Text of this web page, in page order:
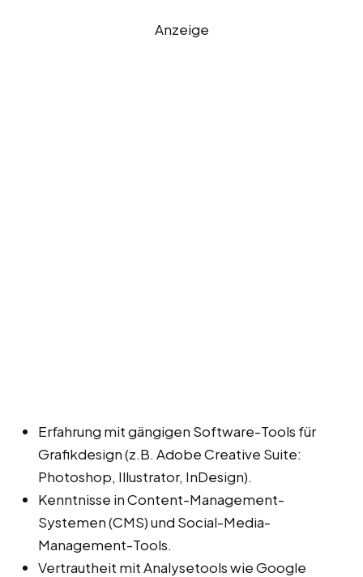
Anzeige
Erfahrung mit gängigen Software-Tools für
Grafikdesign (z.B. Adobe Creative Suite:
Photoshop, Illustrator, InDesign).
Kenntnisse in Content-Management-
Systemen (CMS) und Social-Media-
Management-Tools.
Vertrautheit mit Analysetools wie Google